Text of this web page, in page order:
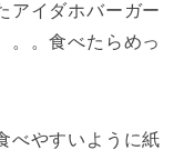
アイダホバーガー
。。食べたらめっ
べやすいように紙